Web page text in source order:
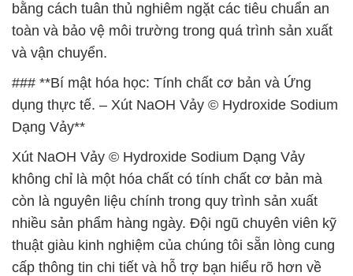
bằng cách tuân thủ nghiêm ngặt các tiêu chuẩn an
toàn và bảo vệ môi trường trong quá trình sản xuất
và vận chuyển.
### **Bí mật hóa học: Tính chất cơ bản và Ứng
dụng thực tế. – Xút NaOH Vảy © Hydroxide Sodium
Dạng Vảy**
Xút NaOH Vảy © Hydroxide Sodium Dạng Vảy
không chỉ là một hóa chất có tính chất cơ bản mà
còn là nguyên liệu chính trong quy trình sản xuất
nhiều sản phẩm hàng ngày. Đội ngũ chuyên viên kỹ
thuật giàu kinh nghiệm của chúng tôi sẵn lòng cung
cấp thông tin chi tiết và hỗ trợ bạn hiểu rõ hơn về